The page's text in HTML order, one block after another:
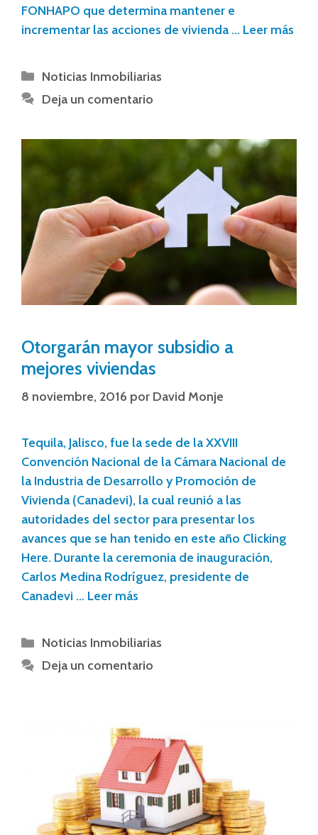
FONHAPO que determina mantener e
incrementar las acciones de vivienda … Leer más
Noticias Inmobiliarias
Deja un comentario
Otorgarán mayor subsidio a
mejores viviendas
8 noviembre, 2016 por David Monje
Tequila, Jalisco, fue la sede de la XXVIII
Convención Nacional de la Cámara Nacional de
la Industria de Desarrollo y Promoción de
Vivienda (Canadevi), la cual reunió a las
autoridades del sector para presentar los
avances que se han tenido en este año Clicking
Here. Durante la ceremonia de inauguración,
Carlos Medina Rodríguez, presidente de
Canadevi … Leer más
Noticias Inmobiliarias
Deja un comentario